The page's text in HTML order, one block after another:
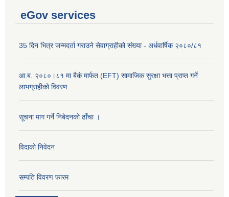
eGov services
35 दिन भित्र जन्मदर्ता गराउने सेवाग्राहीको संख्या - अर्धवार्षिक २०८०/८१
आ.ब. २०८०।८१ मा बैकं मार्फत (EFT) सामाजिक सुरक्षा भत्ता प्राप्त गर्ने
लाभग्राहीको विवरण
सूचना माग गर्ने निबेदनको ढाँचा ।
विदाको निवेदन
सम्पति विवरण फारम